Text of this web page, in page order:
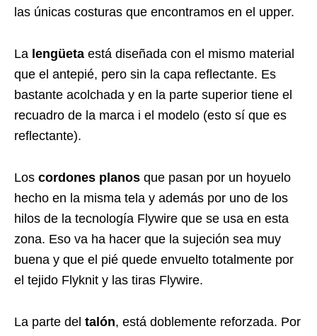
las únicas costuras que encontramos en el upper.
La lengüeta está diseñada con el mismo material
que el antepié, pero sin la capa reflectante. Es
bastante acolchada y en la parte superior tiene el
recuadro de la marca i el modelo (esto sí que es
reflectante).
Los cordones planos que pasan por un hoyuelo
hecho en la misma tela y además por uno de los
hilos de la tecnología Flywire que se usa en esta
zona. Eso va ha hacer que la sujeción sea muy
buena y que el pié quede envuelto totalmente por
el tejido Flyknit y las tiras Flywire.
La parte del talón, está doblemente reforzada. Por